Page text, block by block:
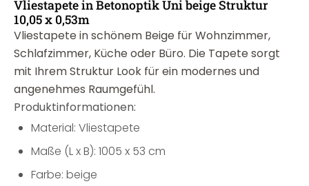
Vliestapete in Betonoptik Uni beige Struktur
10,05 x 0,53m
Vliestapete in schönem Beige für Wohnzimmer,
Schlafzimmer, Küche oder Büro. Die Tapete sorgt
mit Ihrem Struktur Look für ein modernes und
angenehmes Raumgefühl.
Produktinformationen:
Material: Vliestapete
Maße (L x B): 1005 x 53 cm
Farbe: beige